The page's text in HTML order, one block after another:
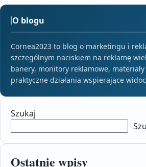
O blogu
Cornea2023 to blog o marketingu i
szczególnym naciskiem na reklamę
banery, monitory reklamowe,
praktyczne działania wspierające
Szukaj
Ostatnie wpisy